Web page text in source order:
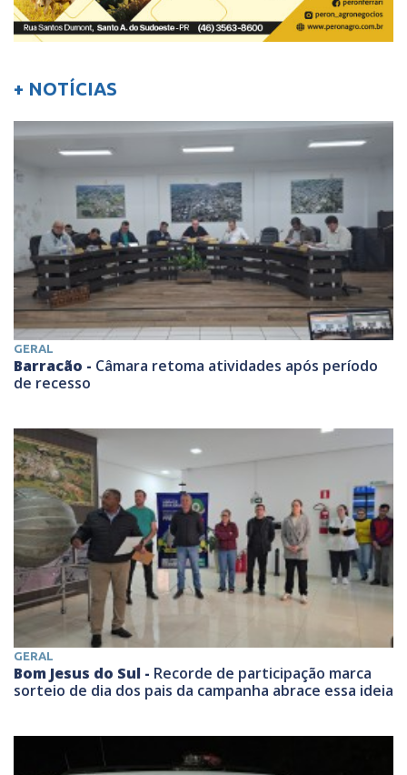
+ NOTÍCIAS
GERAL
Barracão - Câmara retoma atividades após período
de recesso
GERAL
Bom Jesus do Sul - Recorde de participação marca
sorteio de dia dos pais da campanha abrace essa ideia